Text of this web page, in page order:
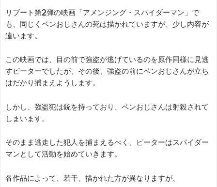
リブート第2弾の映画「アメンジング・スパイダーマン」で
も、同じくベンおじさんの死は描かれていますが、少し内容が
違います。
この映画では、目の前で強盗が逃げているのを原作同様に見逃
すピーターでしたが、その後、強盗の前にベンおじさんが立ち
はだかり捕まえようします。
しかし、強盗犯は銃を持っており、ベンおじさんは射殺されて
しまいます。
そのまま逃走した犯人を捕まえるべく、ピーターはスパイダー
マンとして活動を始めていきます。
各作品によって、若干、描かれた方が異なりますが、